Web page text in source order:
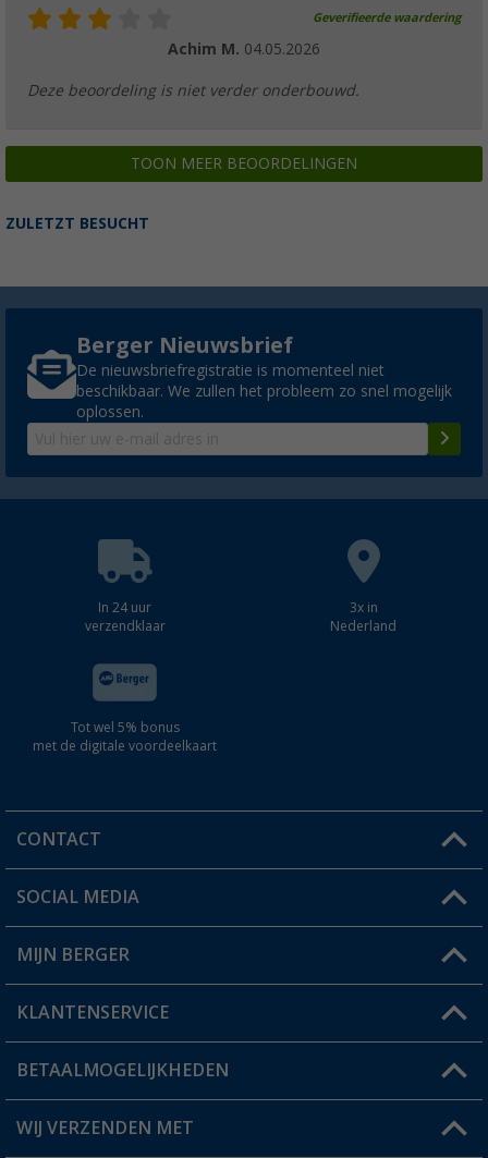
Geverifieerde waardering
Achim M. 04.05.2026
Deze beoordeling is niet verder onderbouwd.
TOON MEER BEOORDELINGEN
ZULETZT BESUCHT
Berger Nieuwsbrief
De nieuwsbriefregistratie is momenteel niet
beschikbaar. We zullen het probleem zo snel mogelijk
oplossen.
In 24 uur
verzendklaar
3x in
Nederland
Tot wel 5% bonus
met de digitale voordeelkaart
CONTACT
Een vraag?
Winkel vinden
SOCIAL MEDIA
MIJN BERGER
Mijn account
Status bestelling
KLANTENSERVICE
FAQ & Contact
Verzendinformatie
BETAALMOGELIJKHEDEN
WIJ VERZENDEN MET